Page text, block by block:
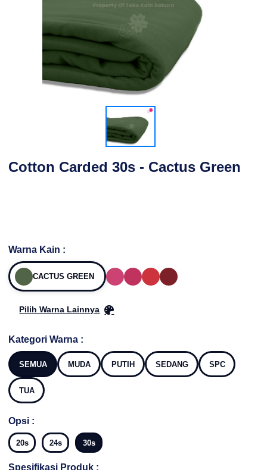
Cotton Carded 30s - Cactus Green
Warna Kain :
CACTUS GREEN
Pilih Warna Lainnya
Kategori Warna :
SEMUA MUDA PUTIH SEDANG SPC
TUA
Opsi :
20s 24s 30s
Spesifikasi Produk :